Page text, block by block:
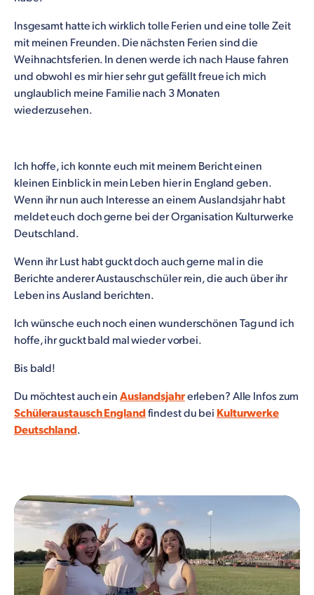
Insgesamt hatte ich wirklich tolle Ferien und eine tolle Zeit
mit meinen Freunden. Die nächsten Ferien sind die
Weihnachtsferien. In denen werde ich nach Hause fahren
und obwohl es mir hier sehr gut gefällt freue ich mich
unglaublich meine Familie nach 3 Monaten
wiederzusehen.
Ich hoffe, ich konnte euch mit meinem Bericht einen
kleinen Einblick in mein Leben hier in England geben.
Wenn ihr nun auch Interesse an einem Auslandsjahr habt
meldet euch doch gerne bei der Organisation Kulturwerke
Deutschland.
Wenn ihr Lust habt guckt doch auch gerne mal in die
Berichte anderer Austauschschüler rein, die auch über ihr
Leben ins Ausland berichten.
Ich wünsche euch noch einen wunderschönen Tag und ich
hoffe, ihr guckt bald mal wieder vorbei.
Bis bald!
Du möchtest auch ein Auslandsjahrerleben? Alle Infos zum
Schüleraustausch Englandfindest du bei Kulturwerke
Deutschland.